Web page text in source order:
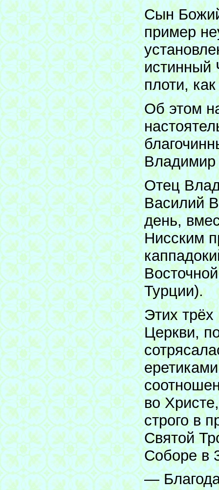
Сын
пример
истинный
плоти,
Об этом
Отец
Василий
день,
Нисским
Турции).
Этих
Церкви,
во
строго в
Святой
Соборе в
—